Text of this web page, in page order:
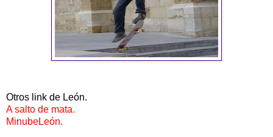
Otros link de León.
A salto de mata.
MinubeLeón.